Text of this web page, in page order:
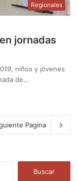
Regionales
jornadas
niños y jóvenes
de…
Pagina